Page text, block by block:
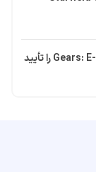
فیل اسپنسر تاریخ انتشار Fable و Gears: E-Day را تأیید